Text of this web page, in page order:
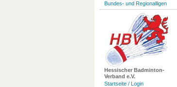
Bundes- und Regionalligen
Hessischer Badminton-
Verband e.V.
Startseite / Login